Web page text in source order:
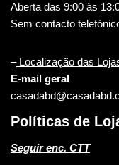
Aberta das 9:00 às
Sem contacto
–Localização das
E-mail geral
Políticas de
Seguir enc. CTT